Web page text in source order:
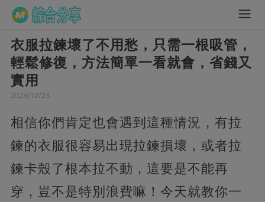
衣服拉鍊壞了不用愁，只需一根吸管，
輕鬆修復，方法簡單一看就會，省錢又
實用
2023/12/23
相信你們肯定也會遇到這種情況，有拉
鍊的衣服很容易出現拉鍊損壞，或者拉
鍊卡殼了根本拉不動，這要是不能再
穿，豈不是特別浪費嘛！今天就教你一